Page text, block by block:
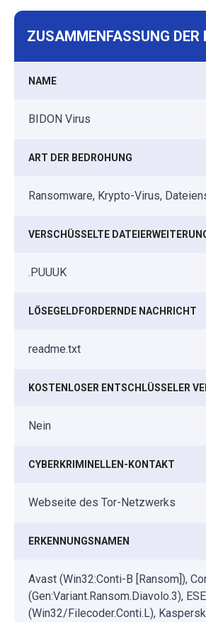
ZUSAMMENFASSUNG DER
NAME
BIDON Virus
ART DER BEDROHUNG
Ransomware, Krypto-Virus,
VERSCHÜSSELTE
.PUUUK
LÖSEGELDFORDERNDE NACHRICHT
readme.txt
KOSTENLOSER ENTSCHLÜSSELER
Nein
CYBERKRIMINELLEN-KONTAKT
Webseite des Tor-Netzwerks
ERKENNUNGSNAMEN
Avast (Win32:Conti-B [Ransom]),
(Gen:Variant.Ransom.Diavolo.3),
(Win32/Filecoder.Conti.L),